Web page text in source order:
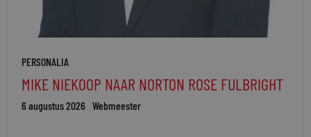
PERSONALIA
MIKE NIEKOOP NAAR NORTON ROSE FULBRIGHT
6 augustus 2026 Webmeester